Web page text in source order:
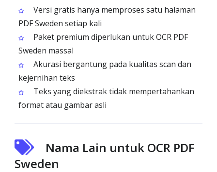
Versi gratis hanya memproses satu halaman
PDF Sweden setiap kali
Paket premium diperlukan untuk OCR PDF
Sweden massal
Akurasi bergantung pada kualitas scan dan
kejernihan teks
Teks yang diekstrak tidak mempertahankan
format atau gambar asli
Nama Lain untuk OCR PDF
Sweden